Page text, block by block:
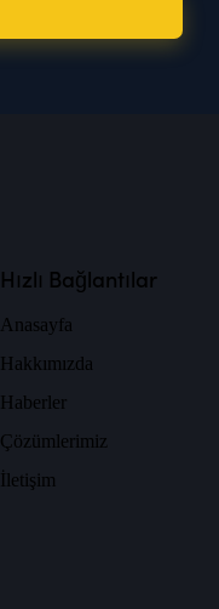
Hızlı Bağlantılar
Anasayfa
Hakkımızda
Haberler
Çözümlerimiz
İletişim